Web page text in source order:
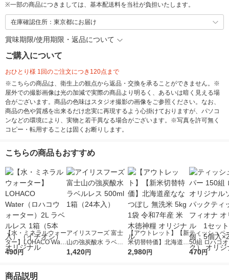
※一部の商品につきましては、基本配送料を当社が負担いたします。
在庫確認住所：東京都にお届け
賞味期限/使用期限・返品について
ご購入について
おひとり様 1回のご注文につき120点まで
※こちらの商品は、衛生上の観点から返品・交換を承ることができません。※
屋外での撮影画像は光の加減で実際の商品より明るく、あるいは暗く見える場
合がございます。商品の色味はスタジオ撮影の画像をご参照ください。なお、
商品の色や質感を出来るだけ忠実に再現するよう心掛けておりますが、パソコ
ンなどの環境により、実物と若干異なる場合がございます。※写真を許可無く
コピー・転用することは固くお断りします。
こちらの商品もおすすめ
【水・ミネラルウォー
ター】LOHACO Wate
r（ロハコウォータ
490円
アイリスフーズ 富士
山の強炭酸水 ラベル
レス 500ml 1箱（24
1,420円
【アウトレット】【新
米切替特価】北海道産
ななつぼし 無洗米 5k
2,980円
ティッシュペ
50組 ロハコ
ルソフトパッ
470円
商品説明